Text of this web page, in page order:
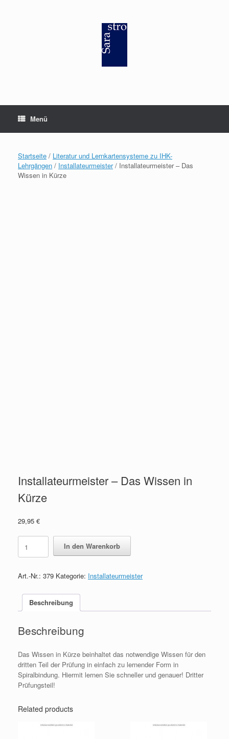
Menü
Startseite / Literatur und Lernkartensysteme zu IHK-
Lehrgängen / Installateurmeister/ Installateurmeister – Das
Wissen in Kürze
Installateurmeister – Das Wissen in
Kürze
29,95 €
Installateurmeister
Das
in
quantity
In den Warenkorb
Art.-Nr.: 379 Kategorie: Installateurmeister
Beschreibung
Beschreibung
Das Wissen in Kürze beinhaltet das notwendige Wissen für den
dritten Teil der Prüfung in einfach zu lernender Form in
Spiralbindung. Hiermit lernen Sie schneller und genauer! Dritter
Prüfungsteil!
Related products